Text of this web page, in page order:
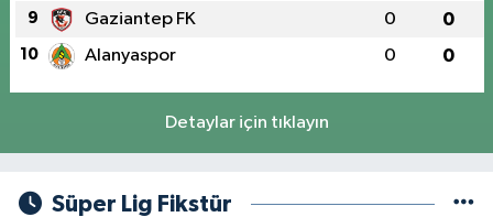
9 Gaziantep FK 0 0
10 Alanyaspor 0 0
Detaylar için tıklayın
Süper Lig Fikstür